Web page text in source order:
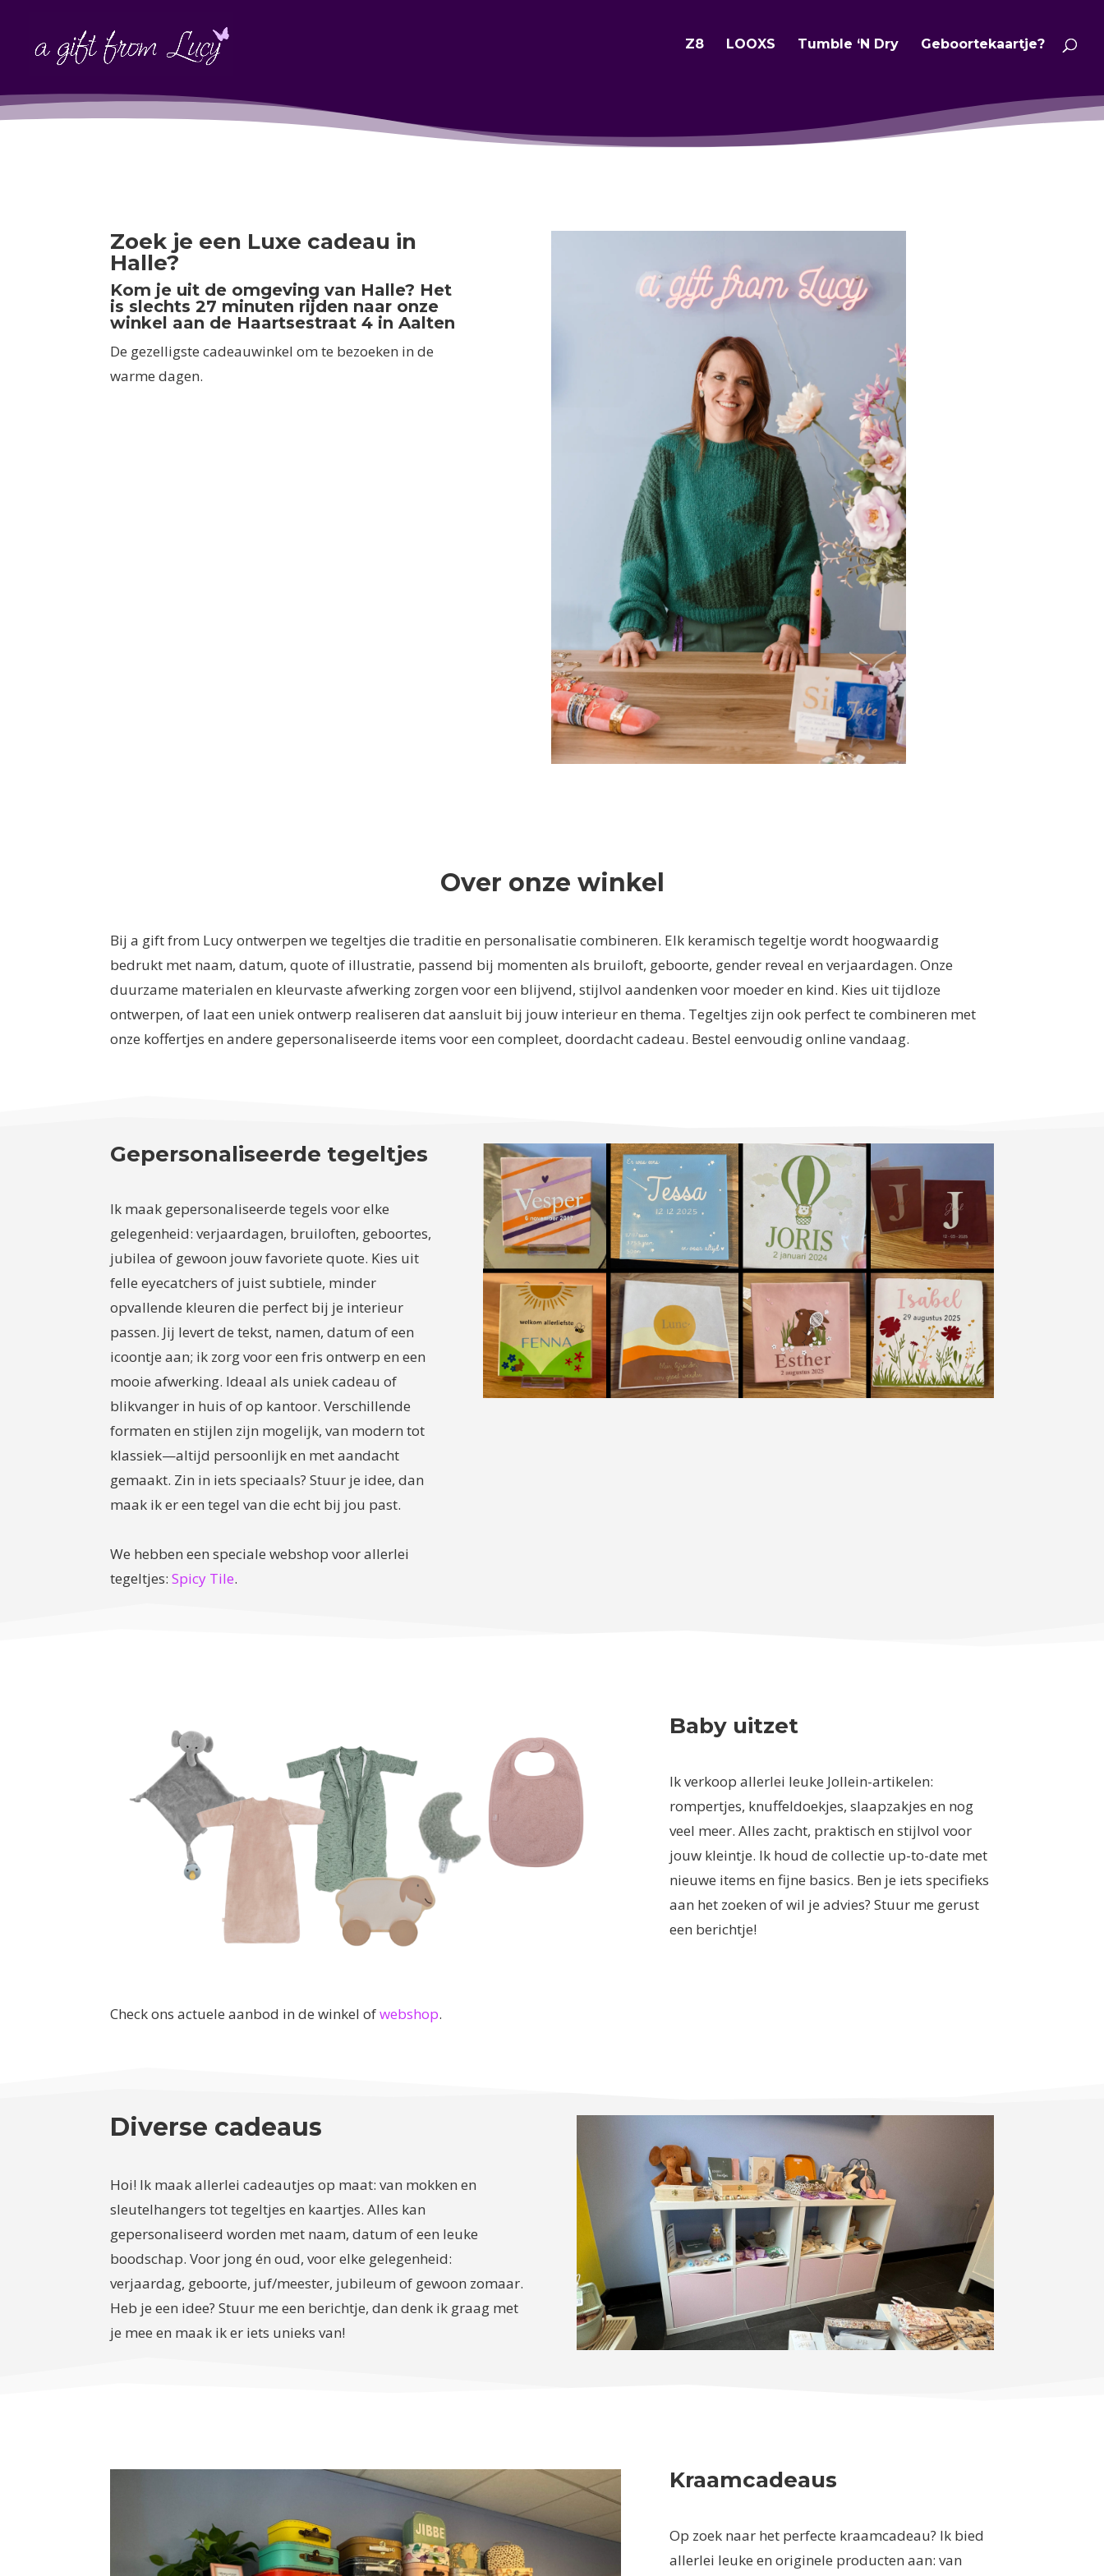
Z8 LOOXS Tumble ‘N Dry Geboortekaartje?
Zoek je een Luxe cadeau in
Halle?
Kom je uit de omgeving van Halle? Het
is slechts 27 minuten rijden naar onze
winkel aan de Haartsestraat 4 in Aalten
De gezelligste cadeauwinkel om te bezoeken in de
warme dagen.
Over onze winkel
Bij a gift from Lucy ontwerpen we tegeltjes die traditie en personalisatie combineren. Elk keramisch tegeltje wordt hoogwaardig
bedrukt met naam, datum, quote of illustratie, passend bij momenten als bruiloft, geboorte, gender reveal en verjaardagen. Onze
duurzame materialen en kleurvaste afwerking zorgen voor een blijvend, stijlvol aandenken voor moeder en kind. Kies uit tijdloze
ontwerpen, of laat een uniek ontwerp realiseren dat aansluit bij jouw interieur en thema. Tegeltjes zijn ook perfect te combineren met
onze koffertjes en andere gepersonaliseerde items voor een compleet, doordacht cadeau. Bestel eenvoudig online vandaag.
Gepersonaliseerde tegeltjes
Ik maak gepersonaliseerde tegels voor elke
gelegenheid: verjaardagen, bruiloften, geboortes,
jubilea of gewoon jouw favoriete quote. Kies uit
felle eyecatchers of juist subtiele, minder
opvallende kleuren die perfect bij je interieur
passen. Jij levert de tekst, namen, datum of een
icoontje aan; ik zorg voor een fris ontwerp en een
mooie afwerking. Ideaal als uniek cadeau of
blikvanger in huis of op kantoor. Verschillende
formaten en stijlen zijn mogelijk, van modern tot
klassiek—altijd persoonlijk en met aandacht
gemaakt. Zin in iets speciaals? Stuur je idee, dan
maak ik er een tegel van die echt bij jou past.
We hebben een speciale webshop voor allerlei
tegeltjes:Spicy Tile.
Check ons actuele aanbod in de winkel ofwebshop.
Baby uitzet
Ik verkoop allerlei leuke Jollein-artikelen:
rompertjes, knuffeldoekjes, slaapzakjes en nog
veel meer. Alles zacht, praktisch en stijlvol voor
jouw kleintje. Ik houd de collectie up-to-date met
nieuwe items en fijne basics. Ben je iets specifieks
aan het zoeken of wil je advies? Stuur me gerust
een berichtje!
Diverse cadeaus
Hoi! Ik maak allerlei cadeautjes op maat: van mokken en
sleutelhangers tot tegeltjes en kaartjes. Alles kan
gepersonaliseerd worden met naam, datum of een leuke
boodschap. Voor jong én oud, voor elke gelegenheid:
verjaardag, geboorte, juf/meester, jubileum of gewoon zomaar.
Heb je een idee? Stuur me een berichtje, dan denk ik graag met
je mee en maak ik er iets unieks van!
Kraamcadeaus
Op zoek naar het perfecte kraamcadeau? Ik bied
allerlei leuke en originele producten aan: van